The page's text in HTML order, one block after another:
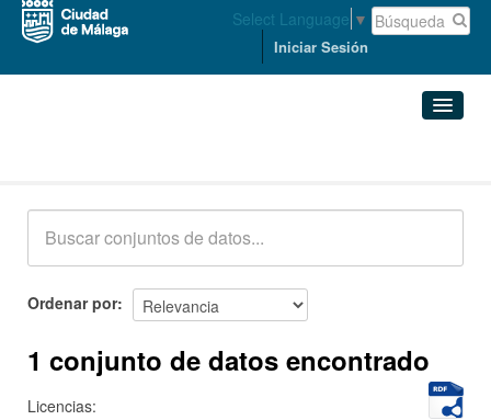
Select Language ▼
Iniciar Sesión
Acerca de
Ordenar por
1 conjunto de datos encontrado
Licencias: